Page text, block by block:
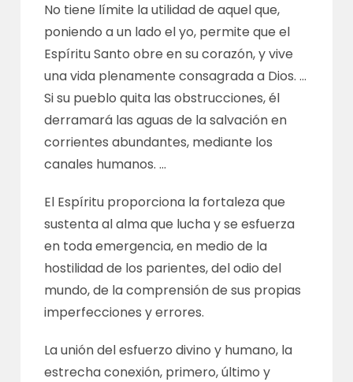
No tiene límite la utilidad de aquel que,
poniendo a un lado el yo, permite que el
Espíritu Santo obre en su corazón, y vive
una vida plenamente consagrada a Dios. …
Si su pueblo quita las obstrucciones, él
derramará las aguas de la salvación en
corrientes abundantes, mediante los
canales humanos. …
El Espíritu proporciona la fortaleza que
sustenta al alma que lucha y se esfuerza
en toda emergencia, en medio de la
hostilidad de los parientes, del odio del
mundo, de la comprensión de sus propias
imperfecciones y errores.
La unión del esfuerzo divino y humano, la
estrecha conexión, primero, último y